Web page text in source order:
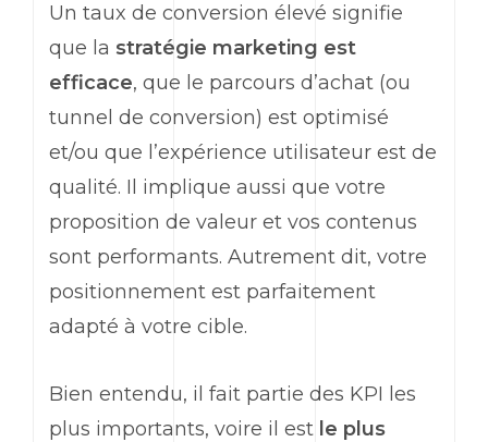
Un taux de conversion élevé signifie
que la stratégie marketing est
efficace, que le parcours d’achat (ou
tunnel de conversion) est optimisé
et/ou que l’expérience utilisateur est de
qualité. Il implique aussi que votre
proposition de valeur et vos contenus
sont performants. Autrement dit, votre
positionnement est parfaitement
adapté à votre cible.
Bien entendu, il fait partie des KPI les
plus importants, voire il est le plus